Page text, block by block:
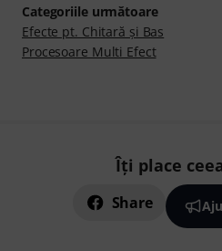
Categoriile următoare
Efecte pt. Chitară şi Bas
Procesoare Multi Efect
Îți place
Share